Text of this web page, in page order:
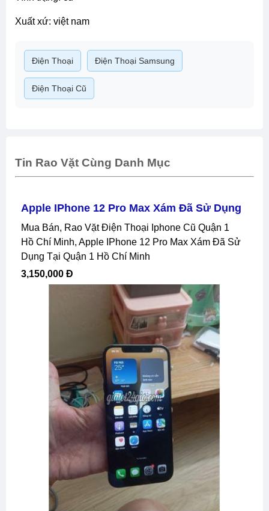
xuất xứ: việt nam
Điện Thoại Điện Thoại Samsung
Điện Thoại Cũ
Tin Rao Vặt Cùng Danh Mục
Apple IPhone 12 Pro Max Xám Đã Sử Dụng
Mua Bán, Rao Vặt Điện Thoại Iphone Cũ Quận 1
Hồ Chí Minh, Apple IPhone 12 Pro Max Xám Đã Sử
Dụng Tại Quận 1 Hồ Chí Minh
3,150,000 Đ